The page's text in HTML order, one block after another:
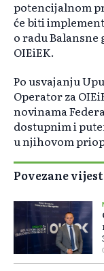
potencijalnom
će biti
o radu Balansne
OIEiEK.
Po usvajanju
Operator za
novinama
dostupnim i
u njihovom
Povezane